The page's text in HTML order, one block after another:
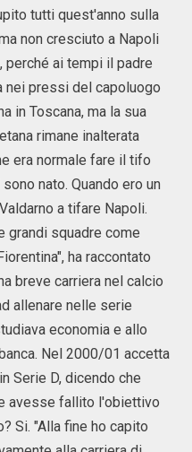
tutti quest'anno sulla
non cresciuto a Napoli
perché ai tempi il padre
nei pressi del capoluogo
in Toscana, ma la sua
rimane inalterata
era normale fare il tifo
nato. Quando ero un
a tifare Napoli.
grandi squadre come
ha raccontato
breve carriera nel calcio
allenare nelle serie
economia e allo
Nel 2000/01 accetta
Serie D, dicendo che
avesse fallito l'obiettivo
Si. "Alla fine ho capito